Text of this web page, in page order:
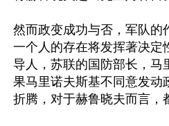
然而政变成功与否，军队的
一个人的存在将发挥著决定
导人，苏联的国防部长，马
果马里诺夫斯基不同意发动
折腾，对于赫鲁晓夫而言，